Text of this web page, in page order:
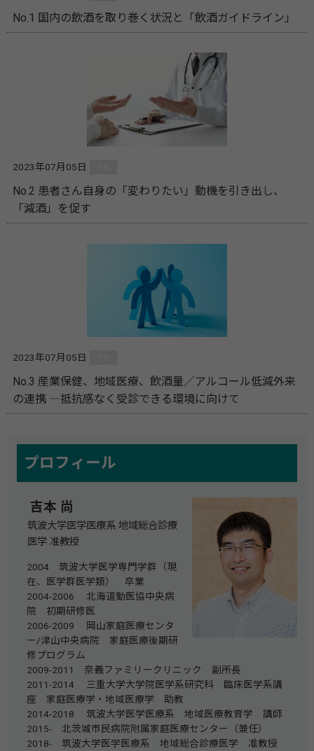
No.1 国内の飲酒を取り巻く状況と「飲酒ガイドライン」
2023年07月05日
No.2 患者さん自身の「変わりたい」動機を引き出し、
「減酒」を促す
2023年07月05日
No.3 産業保健、地域医療、飲酒量／アルコール低減外来
の連携 ―抵抗感なく受診できる環境に向けて
プロフィール
吉本 尚
筑波大学医学医療系 地域総合診療
医学 准教授
2004 筑波大学医学専門学群（現
在、医学群医学類） 卒業
2004-2006 北海道勤医協中央病
院 初期研修医
2006-2009 岡山家庭医療センタ
ー/津山中央病院 家庭医療後期研
修プログラム
2009-2011 奈義ファミリークリニック 副所長
2011-2014 三重大学大学院医学系研究科 臨床医学系講
座 家庭医療学・地域医療学 助教
2014-2018 筑波大学医学医療系 地域医療教育学 講師
2015- 北茨城市民病院附属家庭医療センター（兼任）
2018- 筑波大学医学医療系 地域総合診療医学 准教授